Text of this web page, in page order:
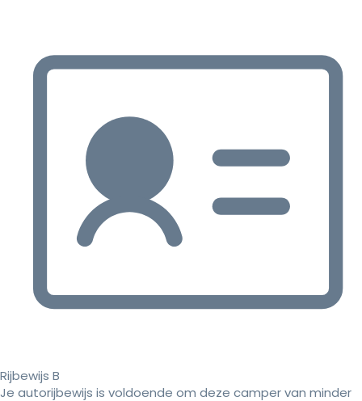
Rijbewijs B
Je autorijbewijs is voldoende om deze camper van minder